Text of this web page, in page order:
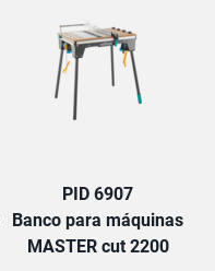
PID 6907
Banco para máquinas
MASTER cut 2200